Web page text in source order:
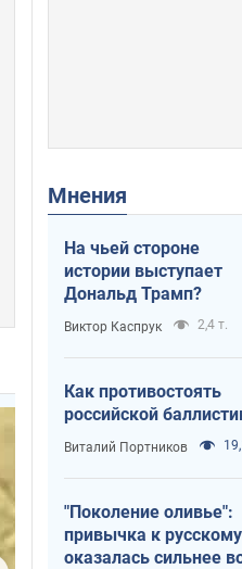
Мнения
На чьей стороне
истории выступает
Дональд Трамп?
Виктор Каспрук 2,4 т.
Как противостоять
российской
Виталий Портников
"Поколение оливье":
привычка к русскому
оказалась сильнее